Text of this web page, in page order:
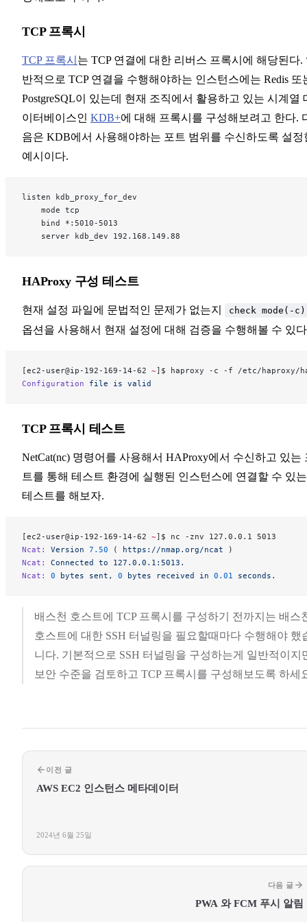
TCP 프록시
TCP 프록시 는 TCP 연결에 대한 리버스 프록시에 해당된다.
반적으로 TCP 연결을 수행해야하는 인스턴스에는 Redis 또
PostgreSQL이 있는데 현재 조직에서 활용하고 있는 시계열
이터베이스인 KDB+에 대해 프록시를 구성해보려고 한다.
음은 KDB에서 사용해야하는 포트 범위를 수신하도록 설정
예시이다.
listen kdb_proxy_for_dev
    mode tcp
    bind *:5010-5013
    server kdb_dev 192.168.149.88
HAProxy 구성 테스트
현재 설정 파일에 문법적인 문제가 없는지 check mode(-c)
옵션을 사용해서 현재 설정에 대해 검증을 수행해볼 수 있
[ec2-user@ip-192-169-14-62 ~]$ haproxy -c -f /etc/haproxy/
Configuration file is valid
TCP 프록시 테스트
NetCat(nc) 명령어를 사용해서 HAProxy에서 수신하고 있는
트를 통해 테스트 환경에 실행된 인스턴스에 연결할 수 있
테스트를 해보자.
[ec2-user@ip-192-169-14-62 ~]$ nc -znv 127.0.0.1 5013
Ncat:
Version 7.50 ( https://nmap.org/ncat )
Ncat:
Connected to 127.0.0.1:5013.
Ncat:
0 bytes sent, 0 bytes received in 0.01 seconds.
배스천 호스트에 TCP 프록시를 구성하기 전까지는 배스
호스트에 대한 SSH 터널링을 필요할때마다 수행해야 했
니다. 기본적으로 SSH 터널링을 구성하는게 일반적이지
보안 수준을 검토하고 TCP 프록시를 구성해보도록 하세
이전 글
AWS EC2 인스턴스 메타데이터
2024년 6월 25일
다음 글
PWA 와 FCM 푸시 알림